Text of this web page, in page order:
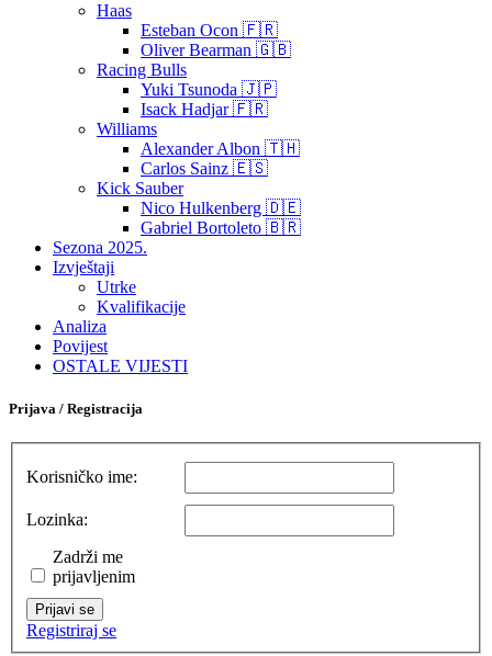
Haas
Esteban Ocon 🇫🇷
Oliver Bearman 🇬🇧
Racing Bulls
Yuki Tsunoda 🇯🇵
Isack Hadjar 🇫🇷
Williams
Alexander Albon 🇹🇭
Carlos Sainz 🇪🇸
Kick Sauber
Nico Hulkenberg 🇩🇪
Gabriel Bortoleto 🇧🇷
Sezona 2025.
Izvještaji
Utrke
Kvalifikacije
Analiza
Povijest
OSTALE VIJESTI
Prijava / Registracija
Korisničko ime:
Lozinka:
Zadrži me
prijavljenim
Prijavi se
Registriraj se